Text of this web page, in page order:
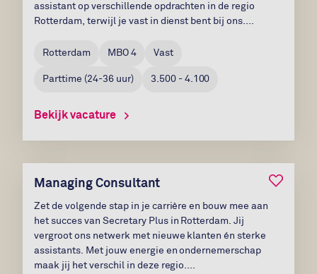
assistant op verschillende opdrachten in de regio
Rotterdam, terwijl je vast in dienst bent bij ons....
Rotterdam MBO 4 Vast
Parttime (24-36uur) 3.500 - 4.100
Bekijk vacature
Managing Consultant
Zet de volgende stap in je carrière en bouw mee aan
het succes van Secretary Plus in Rotterdam. Jij
vergroot ons netwerk met nieuwe klanten én sterke
assistants. Met jouw energie en ondernemerschap
maak jij het verschil in deze regio....
Bewaar